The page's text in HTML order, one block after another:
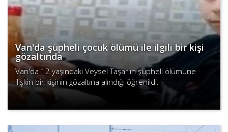
Van'da şüpheli çocuk ölümü ile ilgili bir kişi
gözaltında
Van'da 12 yaşındaki Veysel Taşar'ın şüpheli ölümüne
ilişkin bir kişinin gözaltına alındığı öğrenildi.
Devamını Oku